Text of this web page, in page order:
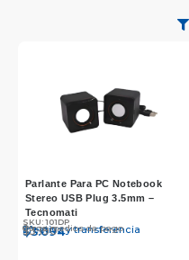
Parlante Para PC Notebook
Stereo USB Plug 3.5mm –
Tecnomati
SKU: 101DP
$3.094
Efectivo y transferencia
$3.190
Otros medios de pago